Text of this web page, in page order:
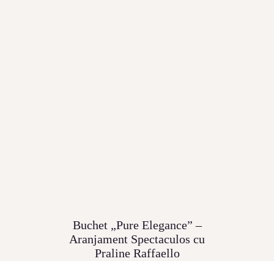
Buchet „Pure Elegance” –
Aranjament Spectaculos cu
Praline Raffaello